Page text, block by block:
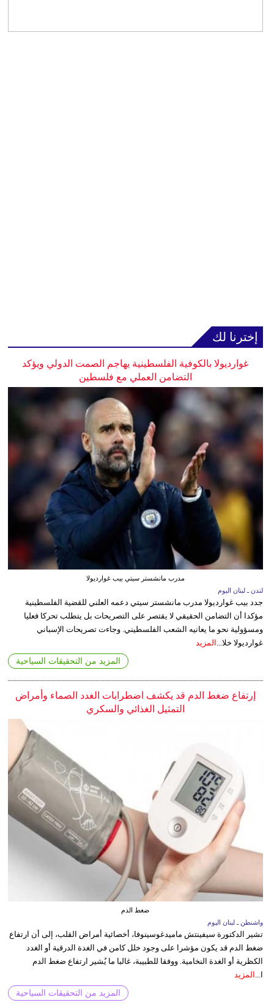
إخترنا لك
غوارديولا بالكوفية الفلسطينية يهاجم الصمت الدولي ويؤكد
التضامن العملي مع فلسطين
مدرب مانشستر سيتي بيب غوارديولا
لندن ـ لبنان اليوم
جدد بيب غوارديولا مدرب مانشستر سيتي دعمه العلني للقضية الفلسطينية
مؤكدا أن التضامن الحقيقي لا يقتصر على التصريحات بل يتطلب تحركا فعليا
ومسؤولية نحو ما يعانيه الشعب الفلسطيني. وجاءت تصريحات الإسباني
غوارديولا خلا... المزيد
المزيد من التحقيقات السياحية
إرتفاع ضغط الدم قد يكشف اضطرابات الغدد الصماء وأمراض
التمثيل الغذائي والسكري
ضغط الدم
واشنطن ـ لبنان اليوم
تشير الدكتورة سيفينتش ماميدغوسينوفا، أخصائية أمراض القلب، إلى أن ارتفاع
ضغط الدم قد يكون مؤشرا على وجود خلل كامن في الغدة الدرقية أو الغدد
الكظرية أو الغدة النخامية. ووفقا للطبيبة، غالبا ما يُشير ارتفاع ضغط الدم
ا...
المزيد
المزيد من التحقيقات السياحية